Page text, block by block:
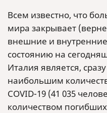
Всем известно, что
мира закрывает
внешние и
состоянию на
Италия является,
наибольшим
COVID-19 (41 035
количеством